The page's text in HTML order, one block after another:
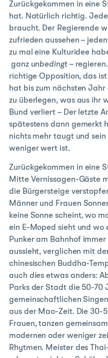
Zurückgekommen in eine
hat. Natürlich richtig.
braucht. Der Regierende
zufrieden aussehen –
zu mal eine Kulturidee
ganz unbedingt –regieren.
richtige Opposition, das ist
hat bis zum nächsten
zu überlegen, was aus ihr
Bund verliert – Der letzte
spätestens dann gemerkt
nichts mehr taugt und
weniger wert ist.
Zurückgekommen in eine
Mitte Vernissagen-Gäste
die Bürgersteige
Männer und Frauen
keine Sonne scheint, wo
ein E-Moped sieht und wo
Punker am Bahnhof immer
aussieht, verglichen mit
chinesischen Buddha-
auch dies etwas anders:
Parks der Stadt die 50-70
gemeinschaftlichen
aus der Mao-Zeit. Die 30-
Frauen, tanzen
modernen oder weniger
Rhytmen. Meister des